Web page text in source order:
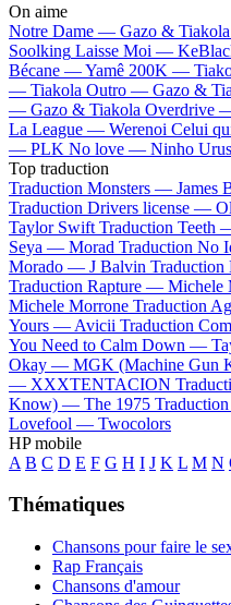
On aime
Notre Dame — Gazo & Tiakola
Soolking Laisse Moi —
Bécane —Yamê 200K —
— Tiakola Outro — Gazo &
— Gazo & Tiakola Overdrive
La League — Werenoi Celui
— PLK No love — Ninho
Top traduction
Traduction Monsters — James
Traduction Drivers license —
Taylor Swift Traduction Teeth
Seya — Morad Traduction No
Morado — J Balvin
Traduction Rapture — Michele
Michele Morrone Traduction
Yours — Avicii Traduction
You Need to Calm Down —
Okay — MGK (Machine Gun
— XXXTENTACION
Know) — The 1975
Lovefool — Twocolors
HP mobile
A B C D E F G H I J K L M N
Thématiques
Chansons pour faire le
Rap Français
Chansons d'amour